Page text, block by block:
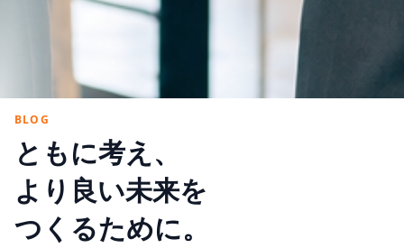
BLOG
ともに考え、
より良い未来を
つくるために。